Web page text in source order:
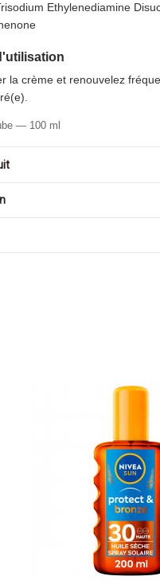
Ethylenediamine
la crème et renouvelez
— 100 ml